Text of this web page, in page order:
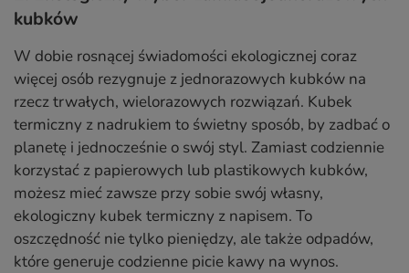
kubków
W dobie rosnącej świadomości ekologicznej coraz
więcej osób rezygnuje z jednorazowych kubków na
rzecz trwałych, wielorazowych rozwiązań. Kubek
termiczny z nadrukiem to świetny sposób, by zadbać o
planetę i jednocześnie o swój styl. Zamiast codziennie
korzystać z papierowych lub plastikowych kubków,
możesz mieć zawsze przy sobie swój własny,
ekologiczny kubek termiczny z napisem. To
oszczędność nie tylko pieniędzy, ale także odpadów,
które generuje codzienne picie kawy na wynos.